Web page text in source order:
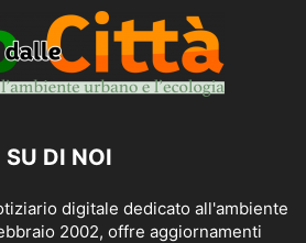
SU DI NOI
digitale dedicato all'ambiente
2002, offre aggiornamenti